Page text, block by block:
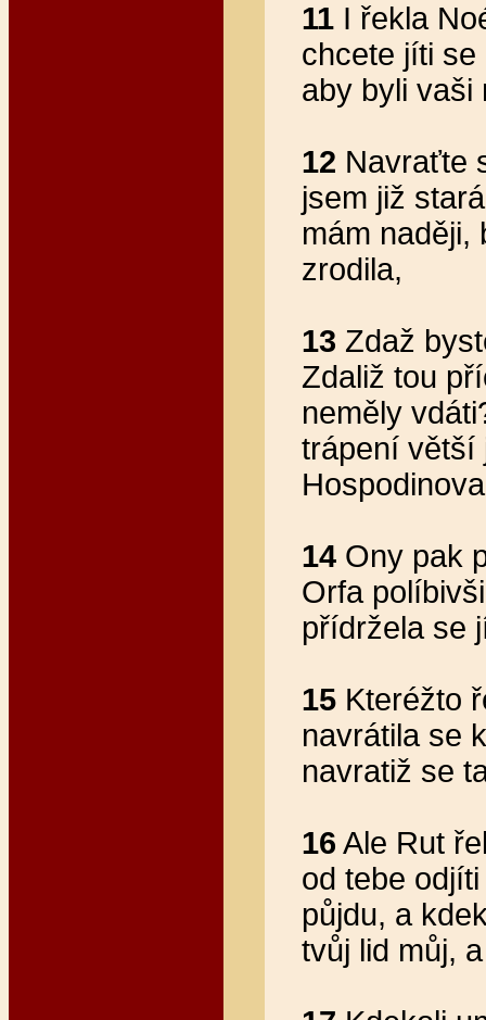
11 I řekla
chcete jíti se
aby byli vaši
12 Navraťte
jsem již
mám naději,
zrodila,
13 Zdaž
Zdaliž tou
neměly
trápení větší
14 Ony pak
Orfa
přídržela se
15 Kteréžto
navrátila se
navratiž se
16 Ale Rut
od tebe
půjdu, a
tvůj lid můj,